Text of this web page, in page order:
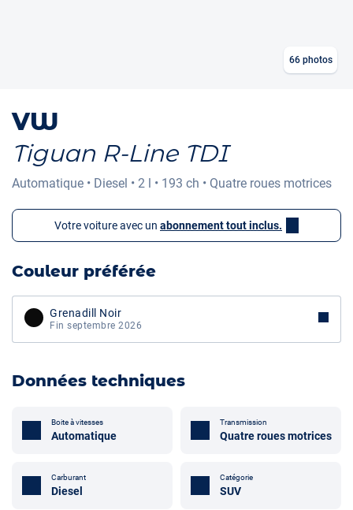
66photos
VW
Tiguan R-Line TDI
Automatique • Diesel • 2 l • 193 ch • Quatre roues motrices
Votre voiture avec un abonnement tout inclus.
Couleur préférée
Grenadill Noir
Fin septembre 2026
Données techniques
Boite à vitesses
Automatique
Transmission
Quatre roues motrices
Carburant
Diesel
Catégorie
SUV